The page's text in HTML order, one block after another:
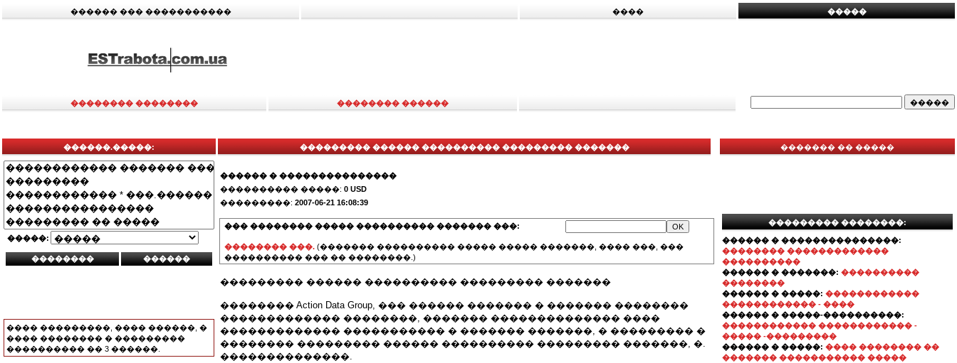
������ ��� ����������� ���� �����
�������� �������� �������� ������
������.�����:
�����:
���� ���������, ���� ������, �
���� �������� � ���������
���������� �� 3 ������.
��������� ������ ���������� ��������� �������
������ � ���������������
���������� �����: 0 USD
���������: 2007-06-21 16:08:39
��� �������� ����� ���������� ������� ���:
�������� ���. (������� ���������� ����� ����� �������, ���� ���, ���
���������� ��� �� ��������.)
��������� ������ ���������� ��������� �������
�������� Action Data Group, ��� ������ ������� � ������� ��������
������������� ��������, ������� �������������� ����
������������� ����������� � ������� �������, � ��������� �
�������� ��������� ������ ���������� ��������� �������, �.
��������������.
������� �� �����
��������� ��������:
������ � ���������������:
�������� �������������
����������
������ � �������: ����������
��������
������ � �����: ������������
������������ - ����
������ � �����-����������:
������������ ������������ -
����� -���������
������ � �����: ���� �������� ��
������� ����������� �����